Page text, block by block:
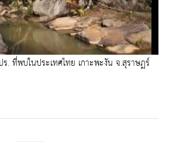
. ที่พบในประเทศไทย เกาะพะงัน จ.สุราษฏร์